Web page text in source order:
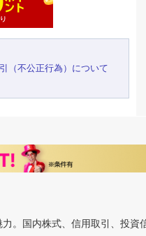
（不公正行為）について
。国内株式、信用取引、投資